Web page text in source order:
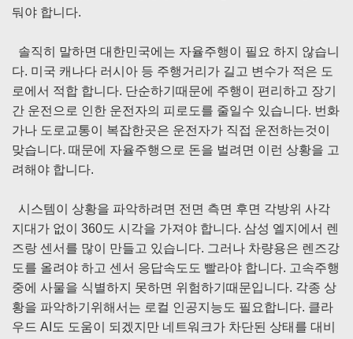
둬야 합니다.
솔직히 말하면 대한민국에는 자율주행이 필요 하지 않습니
다. 미국 캐나다 러시아 등 주행거리가 길고 변수가 적은 도
로에서 적합 합니다. 단순하기때문에 주행이 편리하고 장기
간 운전으로 인한 운전자의 피로도를 줄일수 있습니다. 번화
가나 도로교통이 복잡한곳은 운전자가 직접 운전하는것이
맞습니다. 때문에 자율주행으로 돈을 벌려면 이런 상황을 고
려해야 합니다.
시스템이 상황을 파악하려면 전면 측면 후면 각방위 사각
지대가 없이 360도 시각을 가져야 합니다. 삼성 엘지에서 렌
즈랑 센서를 많이 만들고 있습니다. 그러나 차량용은 렌즈강
도를 올려야 하고 센서 응답속도도 빨라야 합니다. 고속주행
중에 사물을 식별하지 못하면 위험하기때문입니다. 각종 상
황을 파악하기위해서는 로컬 인공지능도 필요합니다. 클라
우드 AI도 도움이 되겠지만 네트워크가 차단된 상태를 대비